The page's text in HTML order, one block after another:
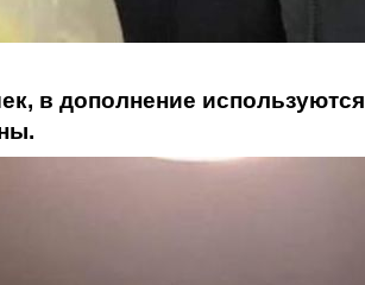
в дополнение используются